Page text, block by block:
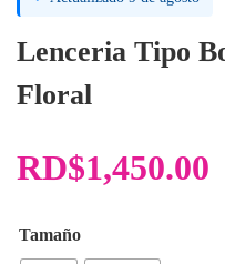
Lenceria Tipo
Floral
RD$1,450.00
Tamaño